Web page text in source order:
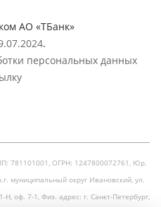
АО «ТБанк»
.
персональных данных
781101001, ОГРН: 1247800072761, Юр.
муниципальный округ Ивановский, ул.
оф. 7-1, Физ. адрес: г. Санкт-Петербург,